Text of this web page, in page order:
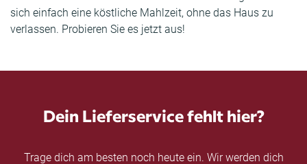
sich einfach eine köstliche Mahlzeit, ohne das Haus zu
verlassen. Probieren Sie es jetzt aus!
Dein Lieferservice fehlt hier?
Trage dich am besten noch heute ein. Wir werden dich